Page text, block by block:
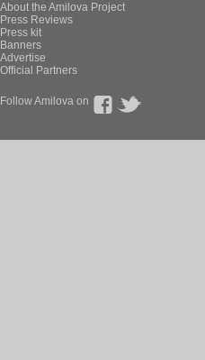
About the Amilova Project
Press Reviews
Press kit
Banners
Advertise
Official Partners
Follow Amilova on